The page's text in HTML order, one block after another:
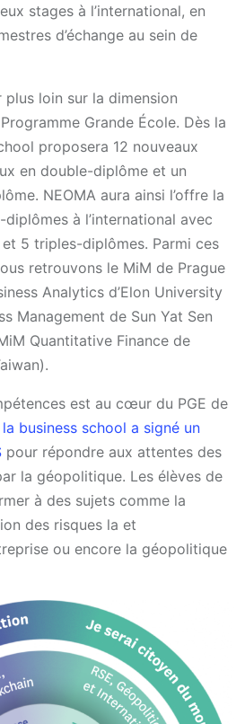
stages à l’international, en
d’échange au sein de
plus loin sur la dimension
Grande École. Dès la
proposera 12 nouveaux
en double-diplôme et un
NEOMA aura ainsi l’offre la
à l’international avec
5 triples-diplômes. Parmi ces
retrouvons le MiM de Prague
Analytics d’Elon University
Management de Sun Yat Sen
Quantitative Finance de
est au cœur du PGE de
business school a signé un
pour répondre aux attentes des
la géopolitique. Les élèves de
à des sujets comme la
des risques la et
ou encore la géopolitique